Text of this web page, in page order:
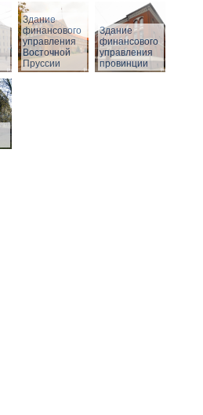
Здание
финансового
управления
Восточной
Пруссии
Здание
финансового
управления
провинции